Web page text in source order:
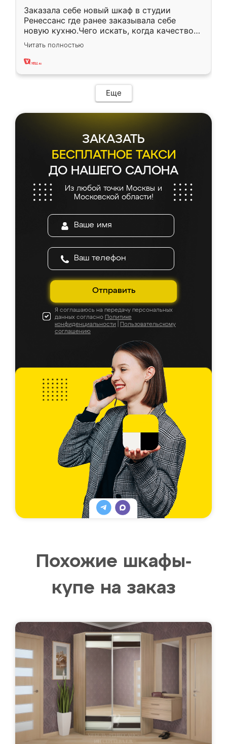
Заказала себе новый шкаф в студии
Ренессанс где ранее заказывала себе
новую кухню.Чего искать, когда качеством
вполне довольна. Служит кухня уже почти
два года, нареканий нет.
Читать полностью
Еще
ЗАКАЗАТЬ
БЕСПЛАТНОЕ ТАКСИ
ДО НАШЕГО САЛОНА
Из любой точки Москвы и
Московской области!
Отправить
Я соглашаюсь на передачу персональных
данных согласно Политике
конфиденциальности
Пользовательскому
соглашению
Похожие шкафы-
купе на заказ